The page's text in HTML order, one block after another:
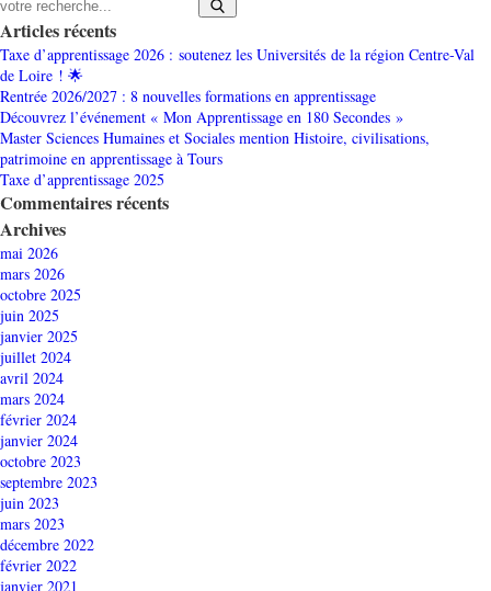
Articles récents
Taxe d’apprentissage 2026 : soutenez les Universités de la région Centre-Val
de Loire ! 🌟
Rentrée 2026/2027 : 8 nouvelles formations en apprentissage
Découvrez l’événement « Mon Apprentissage en 180 Secondes »
Master Sciences Humaines et Sociales mention Histoire, civilisations,
patrimoine en apprentissage à Tours
Taxe d’apprentissage 2025
Commentaires récents
Archives
mai 2026
mars 2026
octobre 2025
juin 2025
janvier 2025
juillet 2024
avril 2024
mars 2024
février 2024
janvier 2024
octobre 2023
septembre 2023
juin 2023
mars 2023
décembre 2022
février 2022
janvier 2021